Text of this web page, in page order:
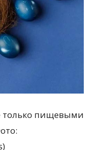
только пищевыми